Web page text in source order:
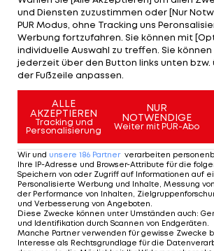
Blockspielerin. Jirak war die
Jahre nach einer
Gefecht. Das Duo wird in dieser
World-Tour-Turniere und die
bestreiten.
Mehr zum Thema
und Diensten zuzustimmen oder [Nur
PUR Modus, ohne Tracking uns
Werbung fortzufahren. Sie können mit
individuelle Auswahl zu treffen. Sie
jederzeit über den Button links unten bzw.
der Fußzeile anpassen.
ALLE
AKZEPTIEREN
Tracking und
Personalisierung
NUR
NOTWENDIGE
Weiter mit PUR-Abo
Wir und unsere 186 Partner verarbeiten
Ihre IP-Adresse und Browser-Attribute für die
Speichern von oder Zugriff auf Informationen auf
Personalisierte Werbung und Inhalte, Messung
der Performance von Inhalten,
und Verbesserung von Angeboten.
Diese Zwecke können unter Umständen auch:
und Identifikation durch Scannen von Endgeräten.
Manche Partner verwenden für gewisse Zwecke
Interesse als Rechtsgrundlage für die